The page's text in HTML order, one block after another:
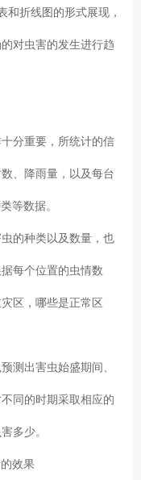
和折线图的形式展现，
对虫害的发生进行趋
分重要，所统计的信
、降雨量，以及每台
等数据。
的种类以及数量，也
每个位置的虫情数
区，哪些是正常区
测出害虫始盛期间、
同的时期采取相应的
多少。
效果